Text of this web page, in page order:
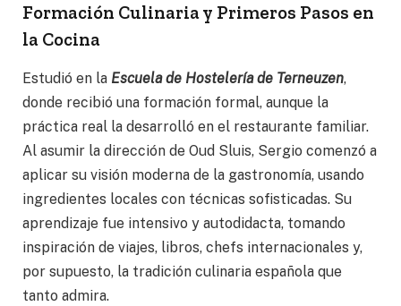
Formación Culinaria y Primeros Pasos en
la Cocina
Estudió en la Escuela de Hostelería de Terneuzen,
donde recibió una formación formal, aunque la
práctica real la desarrolló en el restaurante familiar.
Al asumir la dirección de Oud Sluis, Sergio comenzó a
aplicar su visión moderna de la gastronomía, usando
ingredientes locales con técnicas sofisticadas. Su
aprendizaje fue intensivo y autodidacta, tomando
inspiración de viajes, libros, chefs internacionales y,
por supuesto, la tradición culinaria española que
tanto admira.